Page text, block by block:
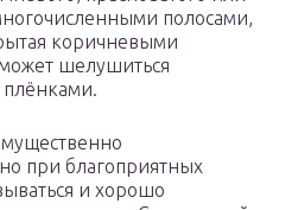
полосами,
коричневыми
шелушиться
при благоприятных
и хорошо